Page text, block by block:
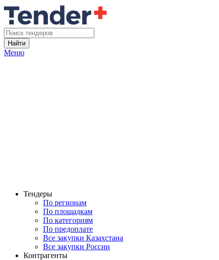
Найти
Меню
Тендеры
По регионам
По площадкам
По категориям
По предоплате
Все закупки Казахстана
Все закупки России
Контрагенты